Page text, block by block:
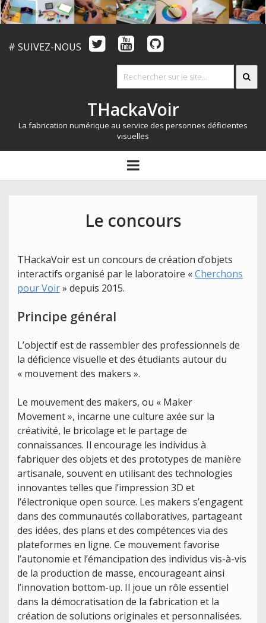
# SUIVEZ-NOUS
THackaVoir
La fabrication numérique au service des personnes déficientes
visuelles
ARTICLES
LE CONCOURS
RESSOURCES
open
menu
Le concours
THackaVoir est un concours de création d’objets
interactifs organisé par le laboratoire «Cherchons
pour Voir» depuis 2015.
Principe général
L’objectif est de rassembler des professionnels de
la déficience visuelle et des étudiants autour du
« mouvement des makers ».
Le mouvement des makers, ou « Maker
Movement », incarne une culture axée sur la
créativité, le bricolage et le partage de
connaissances. Il encourage les individus à
fabriquer des objets et des prototypes de manière
artisanale, souvent en utilisant des technologies
innovantes telles que l’impression 3D et
l’électronique open source. Les makers s’engagent
dans des communautés collaboratives, partageant
des idées, des plans et des compétences via des
plateformes en ligne. Ce mouvement favorise
l’autonomie et l’émancipation des individus vis-à-vis
de la production de masse, encourageant ainsi
l’innovation bottom-up. Il joue un rôle essentiel
dans la démocratisation de la fabrication et la
création de solutions originales et personnalisées.